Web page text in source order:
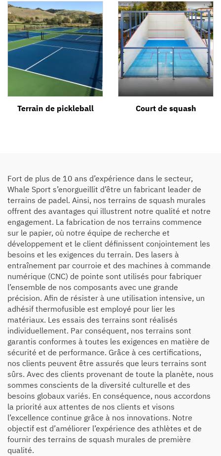
Terrain de pickleball Court de squash
Fort de plus de 10 ans d’expérience dans le secteur,
Whale Sport s’enorgueillit d’être un fabricant leader de
terrains de padel. Ainsi, nos terrains de squash murales
offrent des avantages qui illustrent notre qualité et notre
engagement. La fabrication de nos terrains commence
sur le papier, où notre équipe de recherche et
développement et le client définissent conjointement les
besoins et les exigences du terrain. Des lasers à
entraînement par courroie et des machines à commande
numérique (CNC) de pointe sont utilisés pour fabriquer
l’ensemble de nos composants avec une grande
précision. Afin de résister à une utilisation intensive, un
adhésif thermofusible est employé pour lier les
matériaux. Les essais des terrains sont réalisés
individuellement. Par conséquent, nos terrains sont
garantis conformes à toutes les exigences en matière de
sécurité et de performance. Grâce à ces certifications,
nos clients peuvent être assurés que leurs terrains sont
sûrs. Avec des clients provenant de toute la planète, nous
sommes conscients de la diversité culturelle et des
besoins globaux variés. En conséquence, nous accordons
la priorité aux attentes de nos clients et visons
l’excellence continue grâce à nos innovations. Notre
objectif est d’améliorer l’expérience des athlètes et de
fournir des terrains de squash murales de première
qualité.